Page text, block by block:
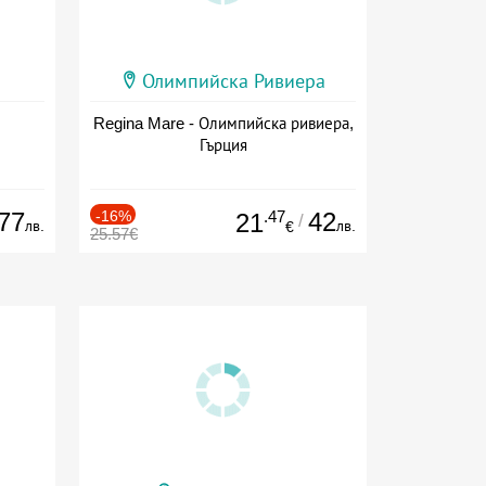
лв.
Олимпийска Ривиера
Regina Mare - Олимпийска ривиера,
Гърция
-16%
25.57€ 21.47
€ / 42лв.